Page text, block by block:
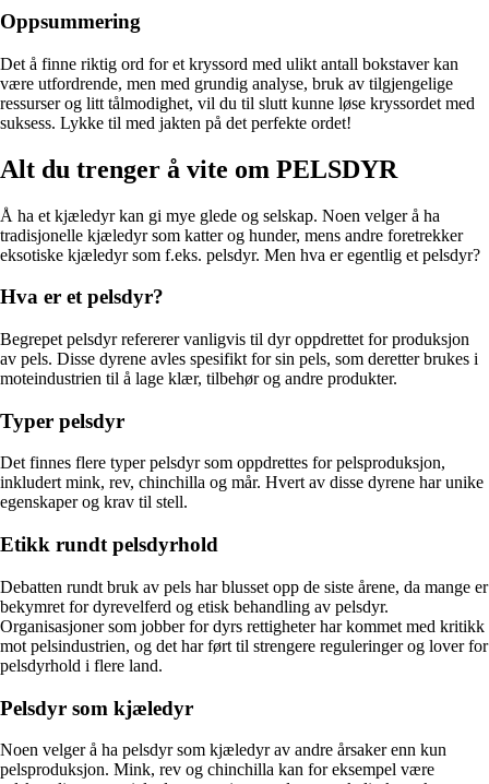
Oppsummering
Det å finne riktig ord for et kryssord med ulikt antall bokstaver kan
være utfordrende, men med grundig analyse, bruk av tilgjengelige
ressurser og litt tålmodighet, vil du til slutt kunne løse kryssordet med
suksess. Lykke til med jakten på det perfekte ordet!
Alt du trenger å vite om PELSDYR
Å ha et kjæledyr kan gi mye glede og selskap. Noen velger å ha
tradisjonelle kjæledyr som katter og hunder, mens andre foretrekker
eksotiske kjæledyr som f.eks. pelsdyr. Men hva er egentlig et pelsdyr?
Hva er et pelsdyr?
Begrepet pelsdyr refererer vanligvis til dyr oppdrettet for produksjon
av pels. Disse dyrene avles spesifikt for sin pels, som deretter brukes i
moteindustrien til å lage klær, tilbehør og andre produkter.
Typer pelsdyr
Det finnes flere typer pelsdyr som oppdrettes for pelsproduksjon,
inkludert mink, rev, chinchilla og mår. Hvert av disse dyrene har unike
egenskaper og krav til stell.
Etikk rundt pelsdyrhold
Debatten rundt bruk av pels har blusset opp de siste årene, da mange er
bekymret for dyrevelferd og etisk behandling av pelsdyr.
Organisasjoner som jobber for dyrs rettigheter har kommet med kritikk
mot pelsindustrien, og det har ført til strengere reguleringer og lover for
pelsdyrhold i flere land.
Pelsdyr som kjæledyr
Noen velger å ha pelsdyr som kjæledyr av andre årsaker enn kun
pelsproduksjon. Mink, rev og chinchilla kan for eksempel være